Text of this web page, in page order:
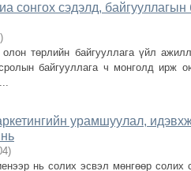
сонгох сэдэлд,
)
төрлийн байгууллага үйл
байгууллага ч монголд ирж
урамшуулал,
)
нь солих эсвэл мөнгөөр солих